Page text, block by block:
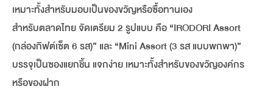
เหมาะทั้งสำหรับมอบเป็นของขวัญหรือซื้อทานเอง
สำหรับตลาดไทย จัดเตรียม 2 รูปแบบ คือ “IRODORI Assort
(กล่องกิฟต์เซ็ต 6 รส)” และ “Mini Assort (3 รส แบบพกพา)”
บรรจุเป็นซองแยกชิ้น แจกง่าย เหมาะทั้งสำหรับของขวัญองค์กร
หรือของฝาก